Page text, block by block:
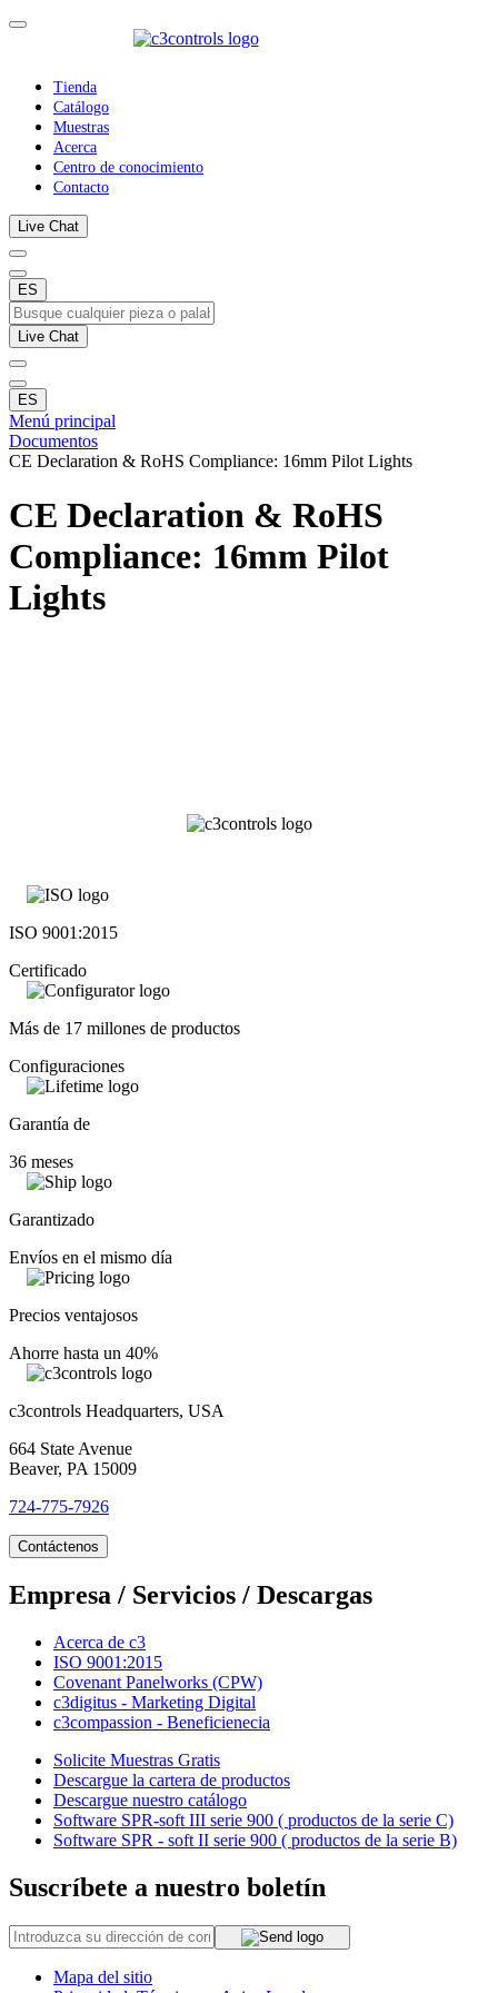
Tienda
Catálogo
Muestras
Acerca
Centro de conocimiento
Contacto
Live Chat
ES
Live Chat
ES
Menú principal
Documentos
CE Declaration & RoHS Compliance: 16mm Pilot Lights
CE Declaration & RoHS
Compliance: 16mm Pilot
Lights
ISO 9001:2015
Certificado
Más de 17 millones de productos
Configuraciones
Garantía de
36 meses
Garantizado
Envíos en el mismo día
Precios ventajosos
Ahorre hasta un 40%
c3controls Headquarters, USA
664 State Avenue
Beaver, PA 15009
724-775-7926
Contáctenos
Empresa / Servicios / Descargas
Acerca de c3
ISO 9001:2015
Covenant Panelworks (CPW)
c3digitus - Marketing Digital
c3compassion - Beneficienecia
Solicite Muestras Gratis
Descargue la cartera de productos
Descargue nuestro catálogo
Software SPR-soft III serie 900 ( productos de la serie C)
Software SPR - soft II serie 900 ( productos de la serie B)
Suscríbete a nuestro boletín
Mapa del sitio